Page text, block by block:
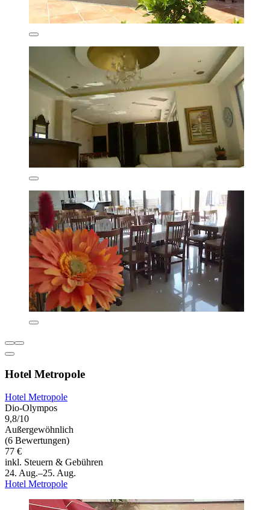
Hotel Metropole
Hotel Metropole
Dio-Olympos
9,8/10
Außergewöhnlich
(6 Bewertungen)
77 €
inkl. Steuern & Gebühren
24. Aug.–25. Aug.
Hotel Metropole